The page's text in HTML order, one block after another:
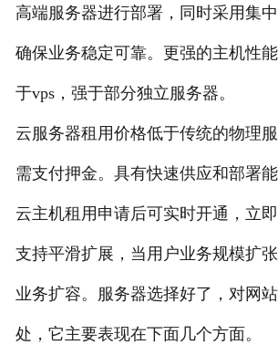
高端服务器进行部署，同时采用集
确保业务稳定可靠。更强的主机性
于vps，强于部分独立服务器。
云服务器租用价格低于传统的物理
需支付押金。具有快速供应和部署
云主机租用申请后可实时开通，立
支持平滑扩展，当用户业务规模扩
业务扩容。服务器选择好了，对网
处，它主要表现在下面几个方面。